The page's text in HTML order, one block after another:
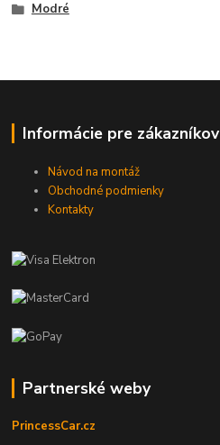
Modré
Informácie pre zákazníkov
Návod na montáž
Obchodné podmienky
Kontakty
Partnerské weby
PrincessCar.cz